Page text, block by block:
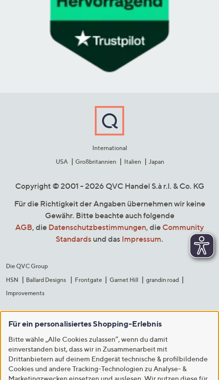
International
USA
Großbritannien Italien Japan
Copyright © 2001 - 2026 QVC Handel S.à r.l. & Co. KG
Für die Richtigkeit der Angaben übernehmen wir keine
Gewähr. Bitte beachte auch folgende
AGB, die Datenschutzbestimmungen, die Community
Standards und das Impressum.
Die QVC Group
HSN
Ballard Designs Frontgate Garnet Hill
grandin road
Improvements
Für ein personalisiertes Shopping-Erlebnis
Bitte wähle „Alle Cookies zulassen“, wenn du damit
einverstanden bist, dass wir in Zusammenarbeit mit
Drittanbietern auf deinem Endgerät technische & profilbildende
Cookies und andere Tracking-Technologien zu Analyse- &
Marketingzwecken einsetzen und auslesen. Wir nutzen diese für